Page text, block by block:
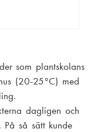
som plantskolans
(20-25°C) med
dagligen och
så sätt kunde